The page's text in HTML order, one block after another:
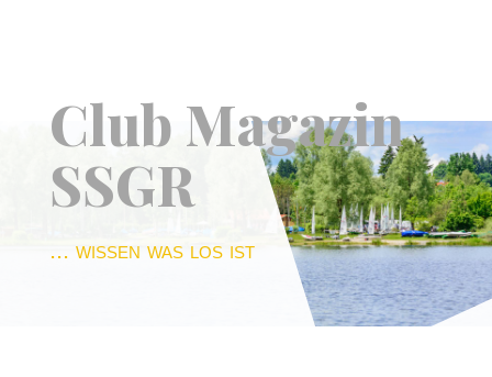
Club Magazin
SSGR
... wissen was los ist